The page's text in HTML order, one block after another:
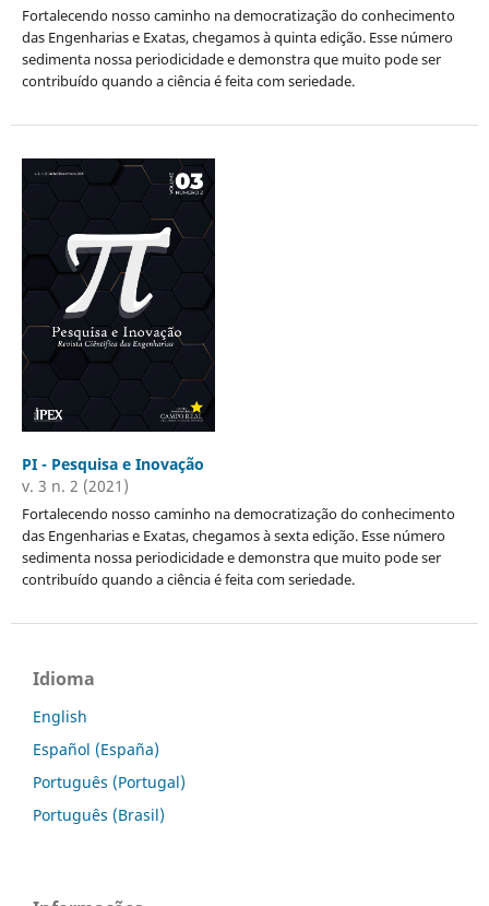
Fortalecendo nosso caminho na democratização do conhecimento
das Engenharias e Exatas, chegamos à quinta edição. Esse número
sedimenta nossa periodicidade e demonstra que muito pode ser
contribuído quando a ciência é feita com seriedade.
PI - Pesquisa e Inovação
v. 3 n. 2 (2021)
Fortalecendo nosso caminho na democratização do conhecimento
das Engenharias e Exatas, chegamos à sexta edição. Esse número
sedimenta nossa periodicidade e demonstra que muito pode ser
contribuído quando a ciência é feita com seriedade.
Idioma
English
Español (España)
Português (Portugal)
Português (Brasil)